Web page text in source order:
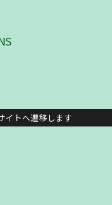
イトへ遷移します